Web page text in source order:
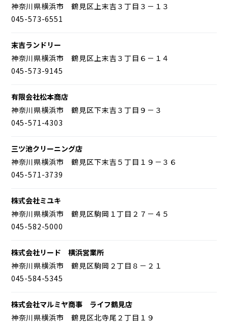
神奈川県横浜市 鶴見区上末吉３丁目３－１３
045-573-6551
末吉ランドリー
神奈川県横浜市 鶴見区上末吉３丁目６－１４
045-573-9145
有限会社松本商店
神奈川県横浜市 鶴見区下末吉３丁目９－３
045-571-4303
三ツ池クリーニング店
神奈川県横浜市 鶴見区下末吉５丁目１９－３６
045-571-3739
株式会社ミユキ
神奈川県横浜市 鶴見区駒岡１丁目２７－４５
045-582-5000
株式会社リード 横浜営業所
神奈川県横浜市 鶴見区駒岡２丁目８－２１
045-584-5345
株式会社マルミヤ商事 ライフ鶴見店
神奈川県横浜市 鶴見区北寺尾２丁目１９